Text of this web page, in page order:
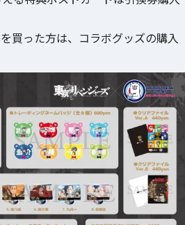
買った方は、コラボグッズの購入